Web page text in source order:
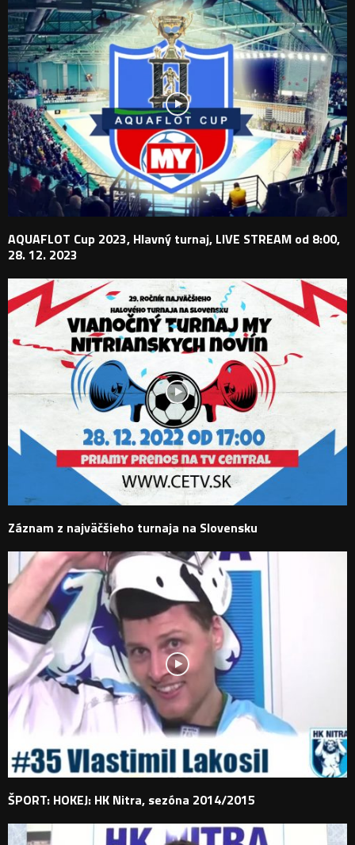
AQUAFLOT Cup 2023, Hlavný turnaj, LIVE STREAM od 8:00,
28. 12. 2023
Záznam z najväčšieho turnaja na Slovensku
ŠPORT: HOKEJ: HK Nitra, sezóna 2014/2015